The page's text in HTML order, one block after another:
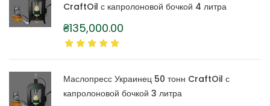
CraftOil с капролоновой бочкой 4 литра
₴135,000.00
Маслопресс Украинец 50 тонн CraftOil с
капролоновой бочкой 3 литра